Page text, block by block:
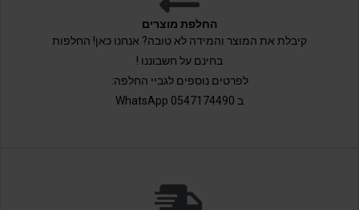
החלפת מוצרים
קיבלת את המוצר והמידה לא טובה? אנחנו כאן! החלפות
בחינם על חשבוננו !
לפרטים נוספים לגביי החלפה:
ב 0547174490 WhatsApp